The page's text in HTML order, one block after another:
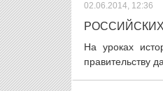
02.06.2014, 12:36
На уроках
правительству